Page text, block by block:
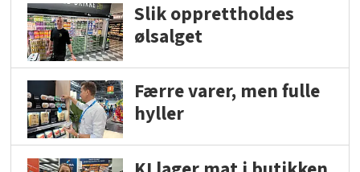
Slik opprettholdes
ølsalget
Færre varer, men fulle
hyller